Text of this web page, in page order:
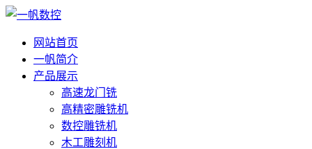
网站首页
一帆简介
产品展示
高速龙门铣
高精密雕铣机
数控雕铣机
木工雕刻机